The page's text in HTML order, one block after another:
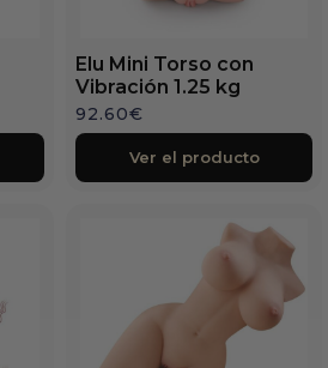
Elu Mini Torso con
Vibración 1.25 kg
92.60€
Ver el producto